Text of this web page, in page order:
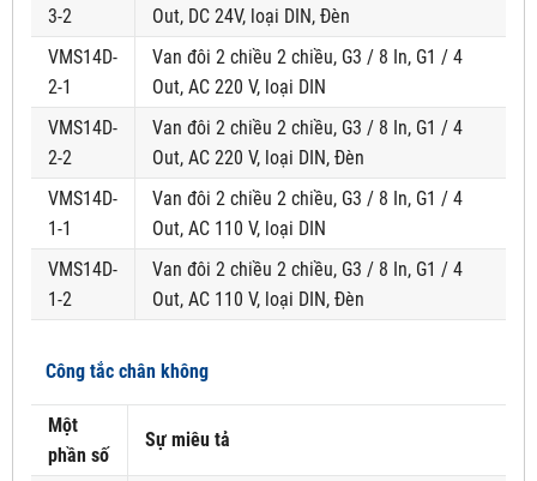
3-2
Out, DC 24V, loại DIN, Đèn
VMS14D-
2-1
Van đôi 2 chiều 2 chiều, G3 / 8 In, G1 / 4
Out, AC 220 V, loại DIN
VMS14D-
2-2
Van đôi 2 chiều 2 chiều, G3 / 8 In, G1 / 4
Out, AC 220 V, loại DIN, Đèn
VMS14D-
1-1
Van đôi 2 chiều 2 chiều, G3 / 8 In, G1 / 4
Out, AC 110 V, loại DIN
VMS14D-
1-2
Van đôi 2 chiều 2 chiều, G3 / 8 In, G1 / 4
Out, AC 110 V, loại DIN, Đèn
Công tắc chân không
Một
phần số
Sự miêu tả